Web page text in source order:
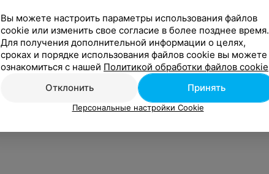
Вы можете настроить параметры использования файлов
cookie или изменить свое согласие в более позднее время.
Для получения дополнительной информации о целях,
сроках и порядке использования файлов cookie вы можете
ознакомиться с нашей Политикой обработки файлов cookie
Отклонить
Принять
Персональные настройки Cookie